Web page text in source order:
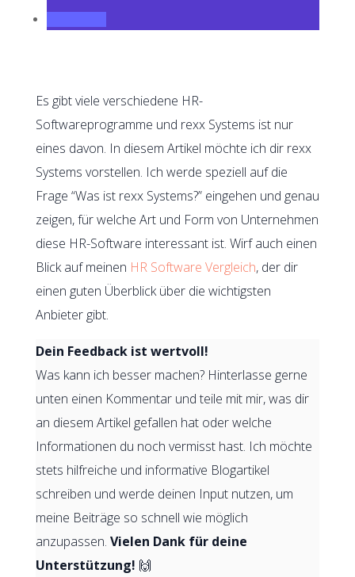
Es gibt viele verschiedene HR-
Softwareprogramme und rexx Systems ist nur
eines davon. In diesem Artikel möchte ich dir rexx
Systems vorstellen. Ich werde speziell auf die
Frage “Was ist rexx Systems?” eingehen und genau
zeigen, für welche Art und Form von Unternehmen
diese HR-Software interessant ist. Wirf auch einen
Blick auf meinen HR Software Vergleich, der dir
einen guten Überblick über die wichtigsten
Anbieter gibt.
Dein Feedback ist wertvoll!
Was kann ich besser machen? Hinterlasse gerne
unten einen Kommentar und teile mit mir, was dir
an diesem Artikel gefallen hat oder welche
Informationen du noch vermisst hast. Ich möchte
stets hilfreiche und informative Blogartikel
schreiben und werde deinen Input nutzen, um
meine Beiträge so schnell wie möglich
anzupassen. Vielen Dank für deine
Unterstützung! 🙌